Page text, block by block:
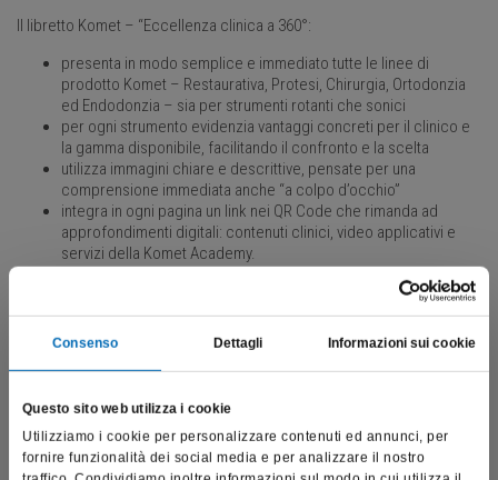
Consenso Dettagli Informazioni sui cookie
Questo sito web utilizza i cookie
Utilizziamo i cookie per personalizzare contenuti ed annunci, per
fornire funzionalità dei social media e per analizzare il nostro
Il libretto Komet – “Eccellenza clinica a 360°:
presenta in modo semplice e immediato tutte le linee di
prodotto Komet – Restaurativa, Protesi, Chirurgia, Ortodonzia
ed Endodonzia – sia per strumenti rotanti che sonici
per ogni strumento evidenzia vantaggi concreti per il clinico e
la gamma disponibile, facilitando il confronto e la scelta
utilizza immagini chiare e descrittive, pensate per una
comprensione immediata anche “a colpo d’occhio”
integra in ogni pagina un link nei QR Code che rimanda ad
approfondimenti digitali: contenuti clinici, video applicativi e
servizi della Komet Academy.
dell’odontoiatra, perché semplifica la ricerca e la consultazione,
aumentando la comprensione dei vantaggi degli strumenti clinici.
Catalogo Komet